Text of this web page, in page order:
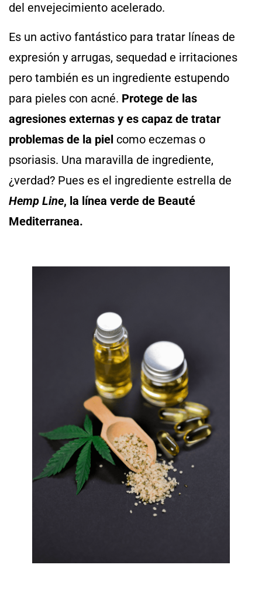
del envejecimiento acelerado.
Es un activo fantástico para tratar líneas de
expresión y arrugas, sequedad e irritaciones
pero también es un ingrediente estupendo
para pieles con acné. Protege de las
agresiones externas y es capaz de tratar
problemas de la piel como eczemas o
psoriasis. Una maravilla de ingrediente,
¿verdad? Pues es el ingrediente estrella de
Hemp Line, la línea verde de Beauté
Mediterranea.